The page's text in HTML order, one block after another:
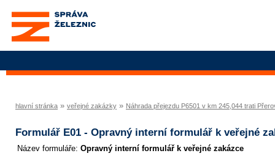
Správa železnic, státní
organizace
hlavní stránka » veřejné zakázky » Náhrada přejezdu P6501 v km 245,044 trati
Formulář E01 - Opravný interní formulář k veřejné
Název formuláře Opravný interní formulář k veřejné zakázce